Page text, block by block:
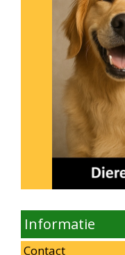
Informatie
Contact